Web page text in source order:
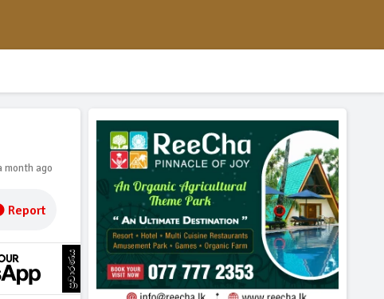
month ago
Report
ප්‍රචාරණය